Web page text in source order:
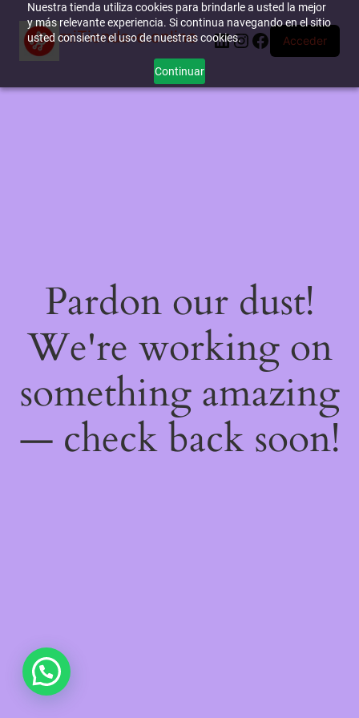
Nuestra tienda utiliza cookies para brindarle a usted la mejor
y más relevante experiencia. Si continua navegando en el sitio
usted consiente el uso de nuestras cookies.
Continuar
miTienda-e.online LinkedIn
Instagram
Facebook
Acceder
Pardon our dust!
We're working on
something amazing
— check back soon!